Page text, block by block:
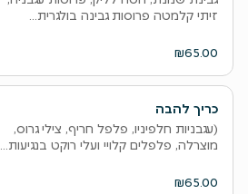
זיתי קלמטה פרוסות גבינה בולגרית...
₪65.00
כריך להבה
(עגבניות חלפיניו, פלפל חריף, צילי גרוס,
מוצרלה, פלפלים קלויי ועלי רוקט בנגיעות...
₪65.00